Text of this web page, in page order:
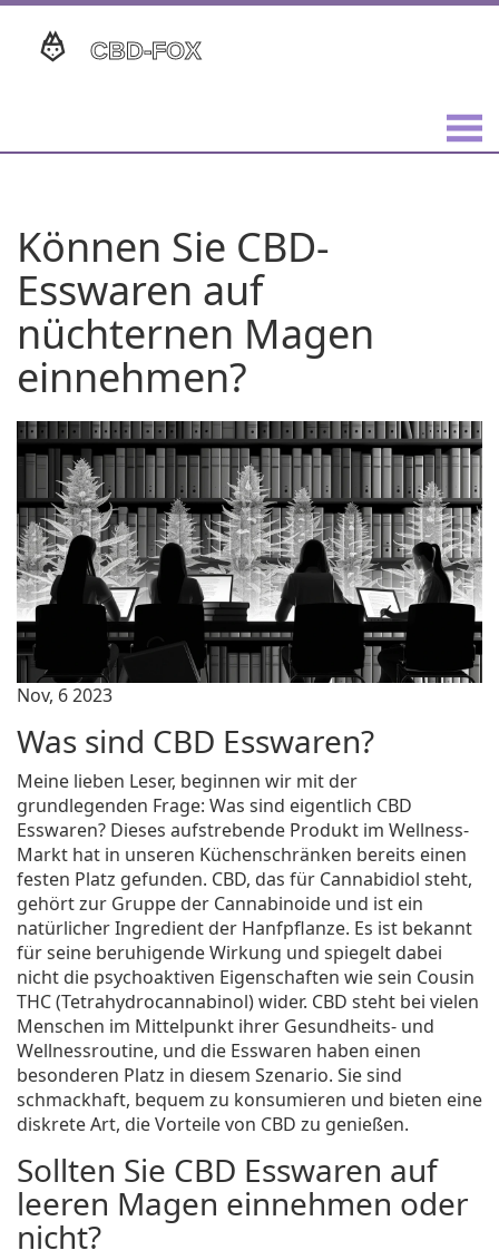
Können Sie CBD-
Esswaren auf
nüchternen Magen
einnehmen?
Nov, 6 2023
Was sind CBD Esswaren?
Meine lieben Leser, beginnen wir mit der
grundlegenden Frage: Was sind eigentlich CBD
Esswaren? Dieses aufstrebende Produkt im Wellness-
Markt hat in unseren Küchenschränken bereits einen
festen Platz gefunden. CBD, das für Cannabidiol steht,
gehört zur Gruppe der Cannabinoide und ist ein
natürlicher Ingredient der Hanfpflanze. Es ist bekannt
für seine beruhigende Wirkung und spiegelt dabei
nicht die psychoaktiven Eigenschaften wie sein Cousin
THC (Tetrahydrocannabinol) wider. CBD steht bei vielen
Menschen im Mittelpunkt ihrer Gesundheits- und
Wellnessroutine, und die Esswaren haben einen
besonderen Platz in diesem Szenario. Sie sind
schmackhaft, bequem zu konsumieren und bieten eine
diskrete Art, die Vorteile von CBD zu genießen.
Sollten Sie CBD Esswaren auf
leeren Magen einnehmen oder
nicht?